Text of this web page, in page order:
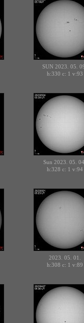
SUN 2023. 05.
h:330 c: 1 v:93
Sun 2023. 05.
h:328 c: 1 v:94
2023. 05. 01.
h:308 c: 1 v:89